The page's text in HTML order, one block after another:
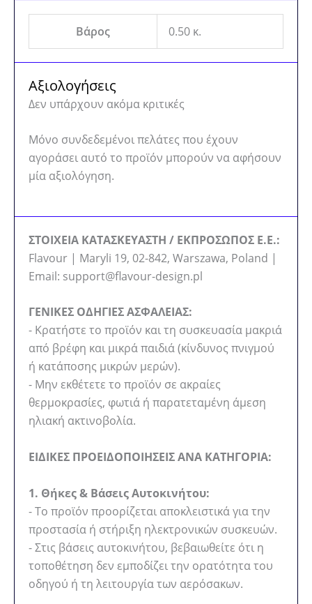
Βάρος 0.50 κ.
Αξιολογήσεις
Δεν υπάρχουν ακόμα κριτικές
Μόνο συνδεδεμένοι πελάτες που έχουν
αγοράσει αυτό το προϊόν μπορούν να αφήσουν
μία αξιολόγηση.
ΣΤΟΙΧΕΙΑ ΚΑΤΑΣΚΕΥΑΣΤΗ / ΕΚΠΡΟΣΩΠΟΣ Ε.Ε.:
Flavour | Maryli 19, 02-842, Warszawa, Poland |
Email: support@flavour-design.pl
ΓΕΝΙΚΕΣ ΟΔΗΓΙΕΣ ΑΣΦΑΛΕΙΑΣ:
- Κρατήστε το προϊόν και τη συσκευασία μακριά
από βρέφη και μικρά παιδιά (κίνδυνος πνιγμού
ή κατάποσης μικρών μερών).
- Μην εκθέτετε το προϊόν σε ακραίες
θερμοκρασίες, φωτιά ή παρατεταμένη άμεση
ηλιακή ακτινοβολία.
ΕΙΔΙΚΕΣ ΠΡΟΕΙΔΟΠΟΙΗΣΕΙΣ ΑΝΑ ΚΑΤΗΓΟΡΙΑ:
1. Θήκες & Βάσεις Αυτοκινήτου:
- Το προϊόν προορίζεται αποκλειστικά για την
προστασία ή στήριξη ηλεκτρονικών συσκευών.
- Στις βάσεις αυτοκινήτου, βεβαιωθείτε ότι η
τοποθέτηση δεν εμποδίζει την ορατότητα του
οδηγού ή τη λειτουργία των αερόσακων.